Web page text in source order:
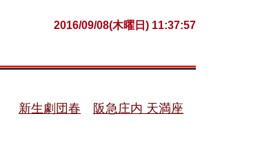
2016/09/08(木曜日) 11:37:57
新生劇団春 阪急庄内 天満座